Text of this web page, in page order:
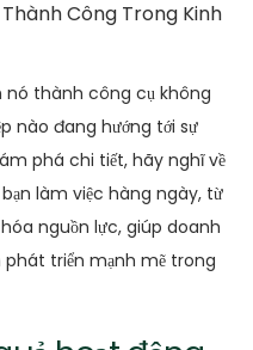
nó thành công cụ không
nào đang hướng tới sự
phá chi tiết, hãy nghĩ về
làm việc hàng ngày, từ
nguồn lực, giúp doanh
triển mạnh mẽ trong